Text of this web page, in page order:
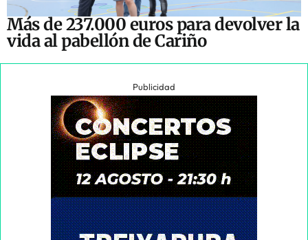
Más de 237.000 euros para devolver la
vida al pabellón de Cariño
Publicidad